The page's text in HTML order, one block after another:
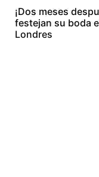
Diego y Mafe se
en los nuevos De